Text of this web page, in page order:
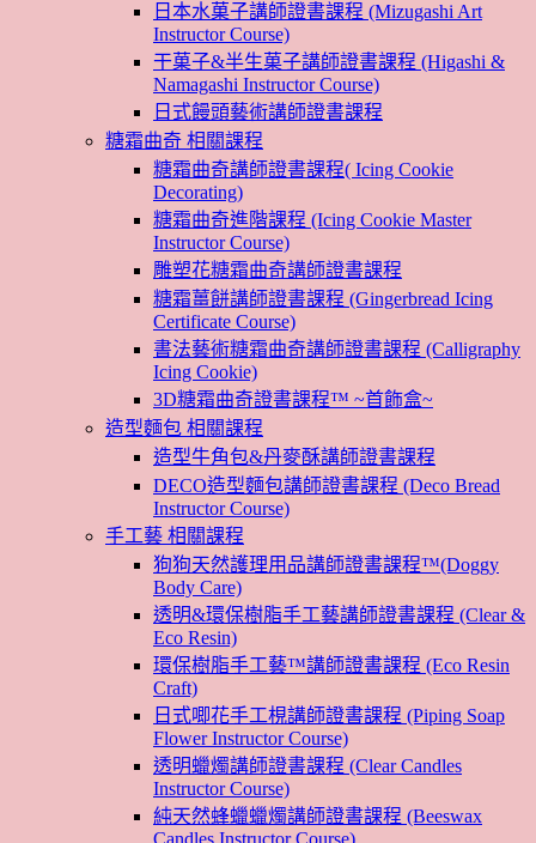
日本水菓子講師證書課程 (Mizugashi Art
Instructor Course)
干菓子&半生菓子講師證書課程 (Higashi &
Namagashi Instructor Course)
日式饅頭藝術講師證書課程
糖霜曲奇 相關課程
糖霜曲奇講師證書課程( Icing Cookie
Decorating)
糖霜曲奇進階課程 (Icing Cookie Master
Instructor Course)
雕塑花糖霜曲奇講師證書課程
糖霜薑餅講師證書課程 (Gingerbread Icing
Certificate Course)
書法藝術糖霜曲奇講師證書課程 (Calligraphy
Icing Cookie)
3D糖霜曲奇證書課程™ ~首飾盒~
造型麵包 相關課程
造型牛角包&丹麥酥講師證書課程
DECO造型麵包講師證書課程 (Deco Bread
Instructor Course)
手工藝 相關課程
狗狗天然護理用品講師證書課程™(Doggy
Body Care)
透明&環保樹脂手工藝講師證書課程 (Clear &
Eco Resin)
環保樹脂手工藝™講師證書課程 (Eco Resin
Craft)
日式唧花手工梘講師證書課程 (Piping Soap
Flower Instructor Course)
透明蠟燭講師證書課程 (Clear Candles
Instructor Course)
純天然蜂蠟蠟燭講師證書課程 (Beeswax